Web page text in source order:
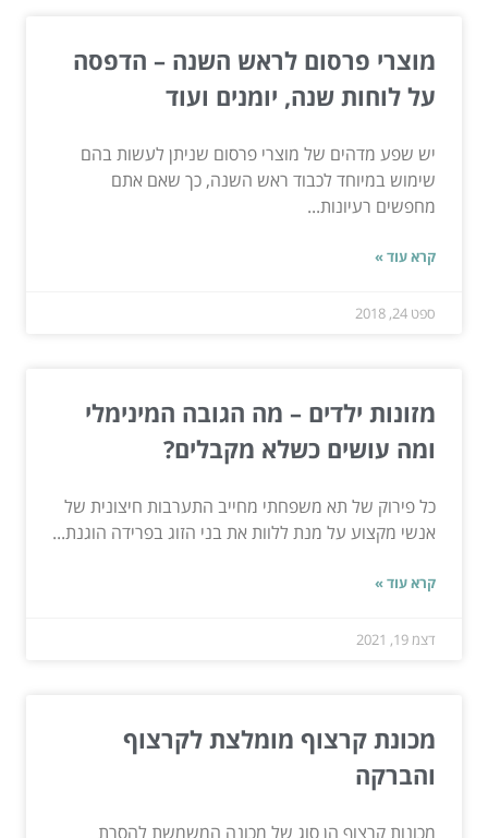
מוצרי פרסום לראש השנה – הדפסה
על לוחות שנה, יומנים ועוד
יש שפע מדהים של מוצרי פרסום שניתן לעשות בהם
שימוש במיוחד לכבוד ראש השנה, כך שאם אתם
מחפשים רעיונות...
קרא עוד »
ספט 24, 2018
מזונות ילדים – מה הגובה המינימלי
ומה עושים כשלא מקבלים?
כל פירוק של תא משפחתי מחייב התערבות חיצונית של
אנשי מקצוע על מנת ללוות את בני הזוג בפרידה הוגנת...
קרא עוד »
דצמ 19, 2021
מכונת קרצוף מומלצת לקרצוף
והברקה
מכונות קרצוף הן סוג של מכונה המשמשת להסרת